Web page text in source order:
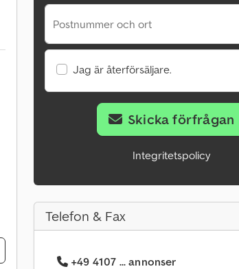
Postnummer och ort
Jag är återförsäljare.
Skicka förfrågan
Integritetspolicy
Telefon & Fax
+49 4107 ... annonser